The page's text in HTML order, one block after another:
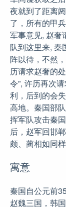
夜就到了距离
了，所有的甲
军事意见, 赵奢
队到这里来, 秦
阵以待，不然
历请求赵奢的
令”, 许历再次
利，后到的会
高地。秦国部
挥军队攻击秦
后，赵军回邯
颇、蔺相如同
寓意
秦国自公元前
赵魏三国，韩